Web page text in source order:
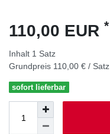
110,00 EUR *
Inhalt 1 Satz
Grundpreis 110,00 € / Satz
sofort lieferbar